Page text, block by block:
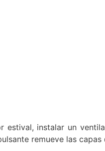
estival, instalar un
remueve las